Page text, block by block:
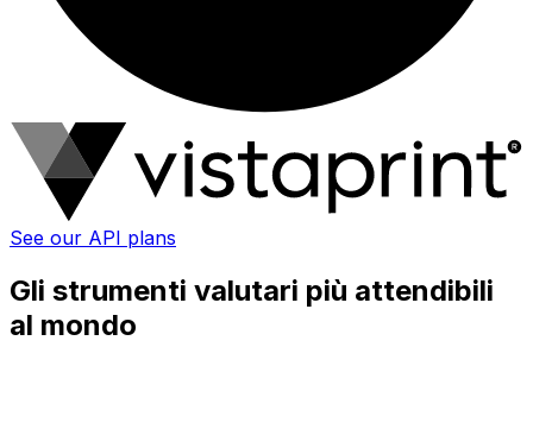
See our API plans
Gli strumenti valutari più attendibili
al mondo